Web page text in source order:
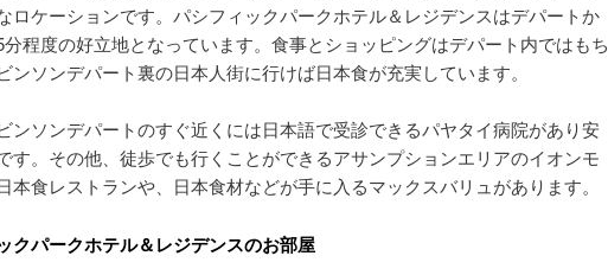
ロケーションです。パシフィックパークホテル＆レジデンスはデパートか
分程度の好立地となっています。食事とショッピングはデパート内ではもち
ンソンデパート裏の日本人街に行けば日本食が充実しています。
ンソンデパートのすぐ近くには日本語で受診できるパヤタイ病院があり安
す。その他、徒歩でも行くことができるアサンプションエリアのイオンモ
本食レストランや、日本食材などが手に入るマックスバリュがあります。
クパークホテル＆レジデンスのお部屋